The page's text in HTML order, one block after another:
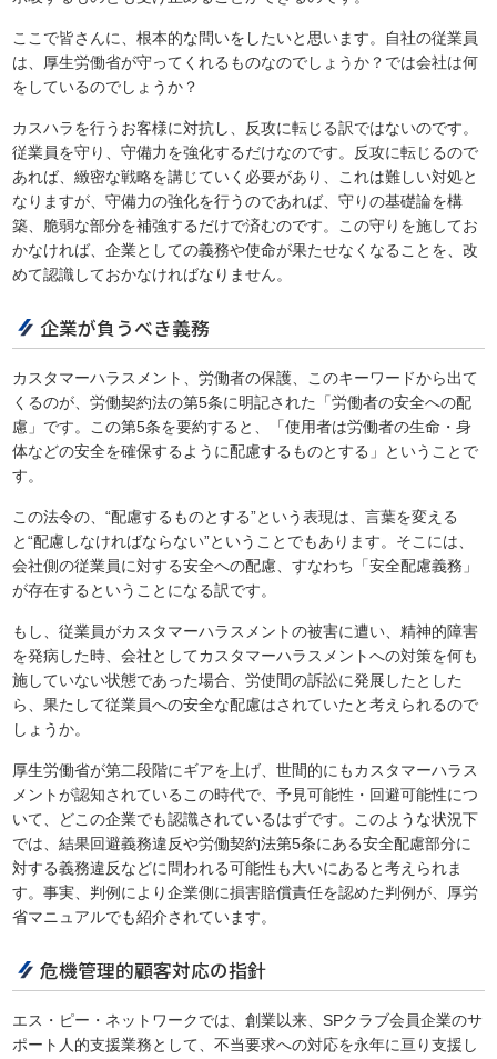
ここで皆さんに、根本的な問いをしたいと思います。自社の従業員
は、厚生労働省が守ってくれるものなのでしょうか？では会社は何
をしているのでしょうか？
カスハラを行うお客様に対抗し、反攻に転じる訳ではないのです。
従業員を守り、守備力を強化するだけなのです。反攻に転じるので
あれば、緻密な戦略を講じていく必要があり、これは難しい対処と
なりますが、守備力の強化を行うのであれば、守りの基礎論を構
築、脆弱な部分を補強するだけで済むのです。この守りを施してお
かなければ、企業としての義務や使命が果たせなくなることを、改
めて認識しておかなければなりません。
企業が負うべき義務
カスタマーハラスメント、労働者の保護、このキーワードから出て
くるのが、労働契約法の第5条に明記された「労働者の安全への配
慮」です。この第5条を要約すると、「使用者は労働者の生命・身
体などの安全を確保するように配慮するものとする」ということで
す。
この法令の、“配慮するものとする”という表現は、言葉を変える
と“配慮しなければならない”ということでもあります。そこには、
会社側の従業員に対する安全への配慮、すなわち「安全配慮義務」
が存在するということになる訳です。
もし、従業員がカスタマーハラスメントの被害に遭い、精神的障害
を発病した時、会社としてカスタマーハラスメントへの対策を何も
施していない状態であった場合、労使間の訴訟に発展したとした
ら、果たして従業員への安全な配慮はされていたと考えられるので
しょうか。
厚生労働省が第二段階にギアを上げ、世間的にもカスタマーハラス
メントが認知されているこの時代で、予見可能性・回避可能性につ
いて、どこの企業でも認識されているはずです。このような状況下
では、結果回避義務違反や労働契約法第5条にある安全配慮部分に
対する義務違反などに問われる可能性も大いにあると考えられま
す。事実、判例により企業側に損害賠償責任を認めた判例が、厚労
省マニュアルでも紹介されています。
危機管理的顧客対応の指針
エス・ピー・ネットワークでは、創業以来、SPクラブ会員企業のサ
ポート人的支援業務として、不当要求への対応を永年に亘り支援し